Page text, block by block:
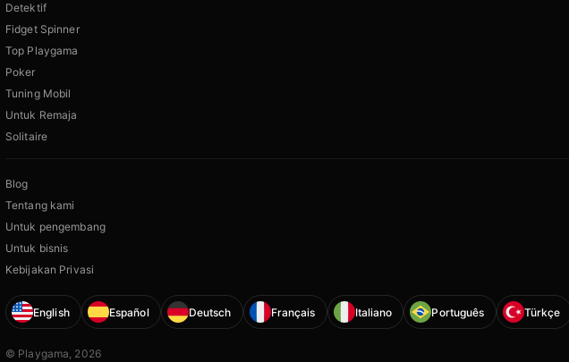
Detektif
Fidget Spinner
Top Playgama
Poker
Tuning Mobil
Untuk Remaja
Solitaire
Blog
Tentang kami
Untuk pengembang
Untuk bisnis
Kebijakan Privasi
English Español Deutsch Français Italiano Português Türkçe
© Playgama, 2026